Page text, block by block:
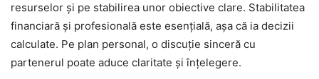
resurselor și pe stabilirea unor obiective clare. Stabilitatea
financiară și profesională este esențială, așa că ia decizii
calculate. Pe plan personal, o discuție sinceră cu
partenerul poate aduce claritate și înțelegere.